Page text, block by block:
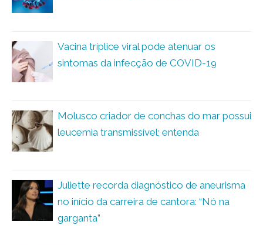
Vacina tríplice viral pode atenuar os
sintomas da infecção de COVID-19
Molusco criador de conchas do mar possui
leucemia transmissível; entenda
Juliette recorda diagnóstico de aneurisma
no início da carreira de cantora: “Nó na
garganta”